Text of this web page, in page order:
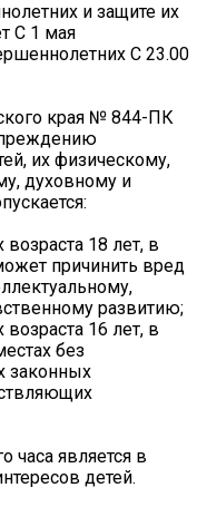
и защите их
С 1 мая
С 23.00
края № 844-ПК
их физическому,
духовному и
18 лет, в
причинить вред
развитию;
16 лет, в
без
законных
часа является в
детей.